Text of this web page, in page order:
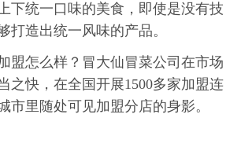
下统一口味的美食，即使是没有技
打造出统一风味的产品。
盟怎么样？冒大仙冒菜公司在市场
之快，在全国开展1500多家加盟连
市里随处可见加盟分店的身影。